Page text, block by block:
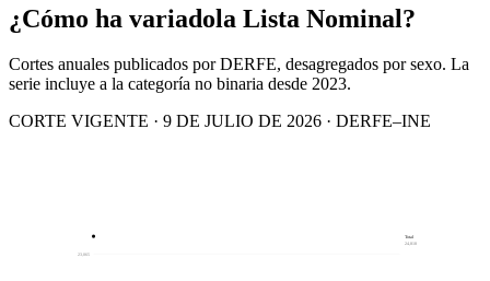
¿Cómo ha variadola Lista Nominal?
Cortes anuales publicados por DERFE, desagregados por sexo. La
serie incluye a la categoría no binaria desde 2023.
CORTE VIGENTE · 9 DE JULIO DE 2026 · DERFE–INE
23,065
Total
24,818